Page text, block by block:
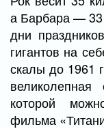
а Барбара — 33
дни
гигантов на
скалы до 1961
которой
фильма